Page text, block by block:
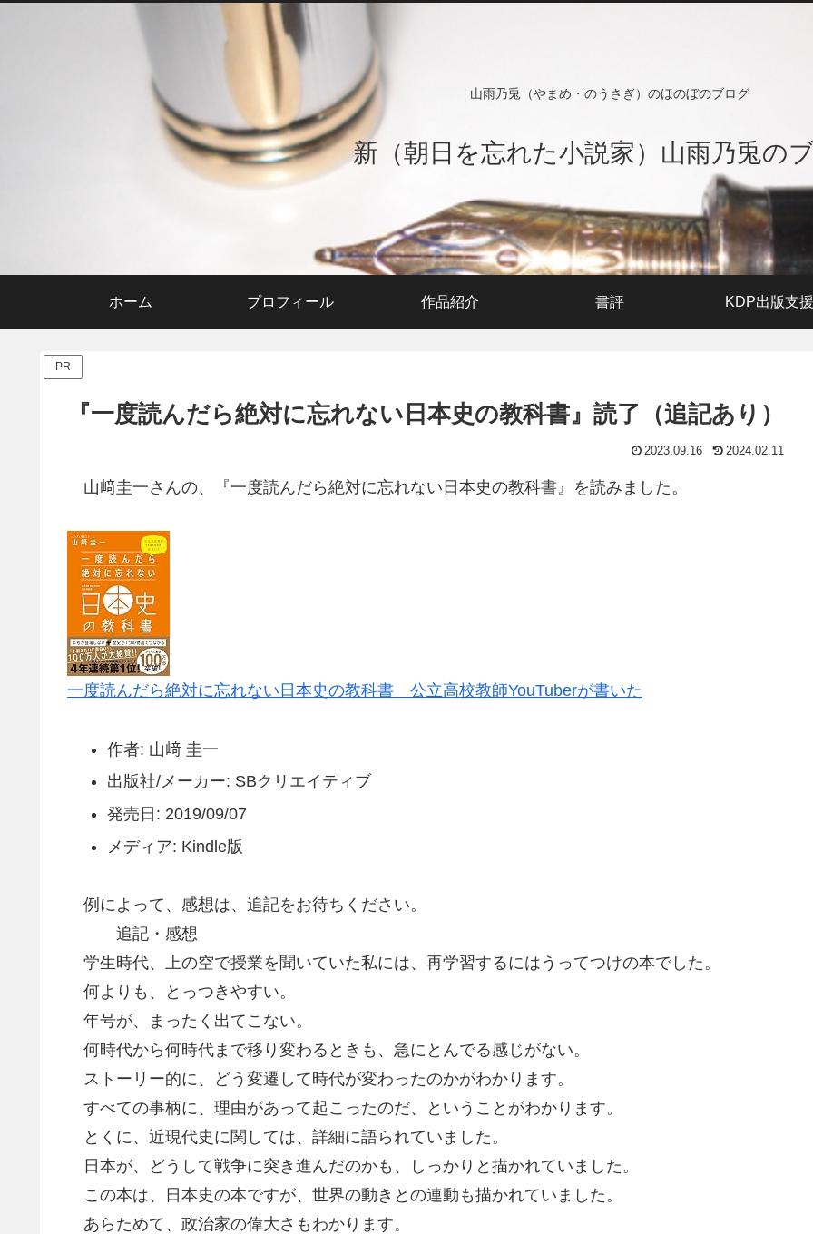
山雨乃兎（やまめ・のうさぎ）のほのぼのブログ
新（朝日を忘れた小説家）山雨乃兎の
ホーム プロフィール 作品紹介 書評 KDP出版支援
PR
『一度読んだら絶対に忘れない日本史の教科書』読了（追記あり）
2023.09.16 2024.02.11
山﨑圭一さんの、『一度読んだら絶対に忘れない日本史の教科書』を読みました。
一度読んだら絶対に忘れない日本史の教科書 公立高校教師YouTuberが書いた
作者: 山﨑 圭一
出版社/メーカー: SBクリエイティブ
発売日: 2019/09/07
メディア: Kindle版
例によって、感想は、追記をお待ちください。
追記・感想
学生時代、上の空で授業を聞いていた私には、再学習するにはうってつけの本でした。
何よりも、とっつきやすい。
年号が、まったく出てこない。
何時代から何時代まで移り変わるときも、急にとんでる感じがない。
ストーリー的に、どう変遷して時代が変わったのかがわかります。
すべての事柄に、理由があって起こったのだ、ということがわかります。
とくに、近現代史に関しては、詳細に語られていました。
日本が、どうして戦争に突き進んだのかも、しっかりと描かれていました。
この本は、日本史の本ですが、世界の動きとの連動も描かれていました。
あらためて、政治家の偉大さもわかります。